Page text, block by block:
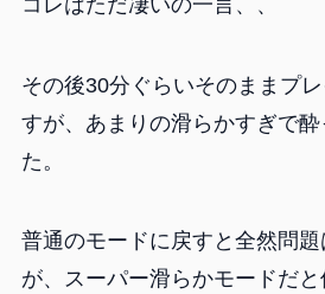
その後30分ぐらいそのままプ
すが、あまりの滑らかすぎで
た。
普通のモードに戻すと全然問
が、スーパー滑らかモードだ